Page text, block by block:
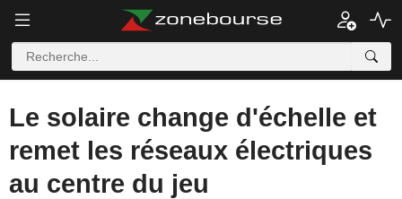
Le solaire change d'échelle et
remet les réseaux électriques
au centre du jeu